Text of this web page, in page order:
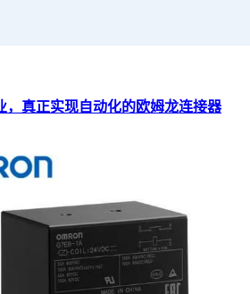
，真正实现自动化的欧姆龙连接器